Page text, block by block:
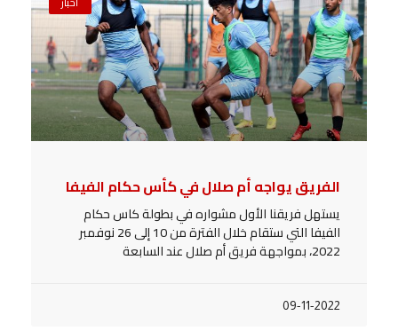
الفريق يواجه أم صلال في كأس حكام الفيفا
يستهل فريقنا الأول مشواره في بطولة كاس حكام
الفيفا التي ستقام خلال الفترة من 10 إلى 26 نوفمبر
2022، بمواجهة فريق أم صلال عند السابعة
09-11-2022